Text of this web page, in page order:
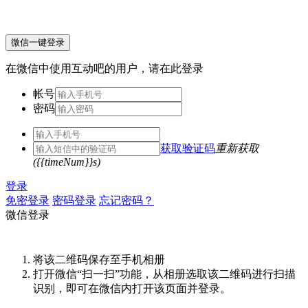
微信一键登录
在微信中使用互动吧的用户，请在此登录
帐号
密码
获取验证码重新获取
({{timeNum}}s)
登录
免密登录 密码登录 忘记密码？
微信登录
将该二维码保存至手机相册
打开微信“扫一扫”功能，从相册选取该二维码进行扫描
识别，即可在微信内打开该页面并登录。